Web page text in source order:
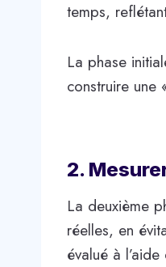
temps,
La phase
construire une
2.
La deuxième
réelles, en
évalué à